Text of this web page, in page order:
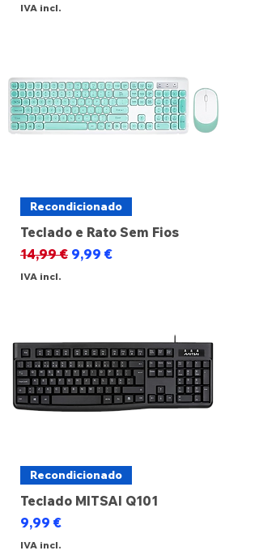
IVA incl.
Recondicionado
Teclado e Rato Sem Fios
Preço normal
14,99 € Preço promocional
9,99 €
IVA incl.
Recondicionado
Teclado MITSAI Q101
Preço
9,99 €
IVA incl.